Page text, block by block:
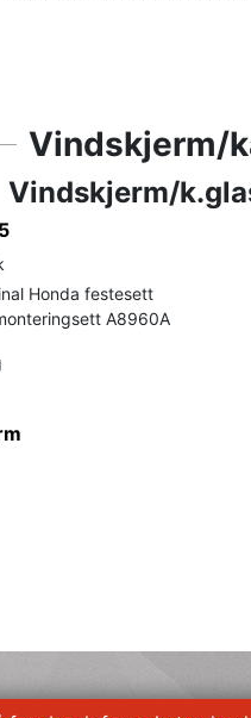
Vindskjerm/
Vindskjerm/
Honda festesett
A8960A